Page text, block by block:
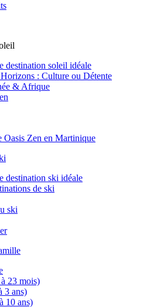
destination soleil idéale
: Culture ou Détente
& Afrique
Oasis Zen en Martinique
destination ski idéale
de ski
ski
23 mois)
3 ans)
10 ans)